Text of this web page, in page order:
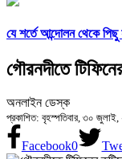
যে শর্তে আন্দোলন থেকে
গৌরনদীতে
অনলাইন ডেস্ক
প্রকাশিত: বৃহস্পতিবার, ৩০
Facebook0